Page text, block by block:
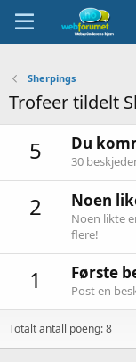
Sherpings
Trofeer tildelt
5 Du
30
2 Noen
Noen likte
flere!
1 Første
Post en
Totalt antall poeng: 8